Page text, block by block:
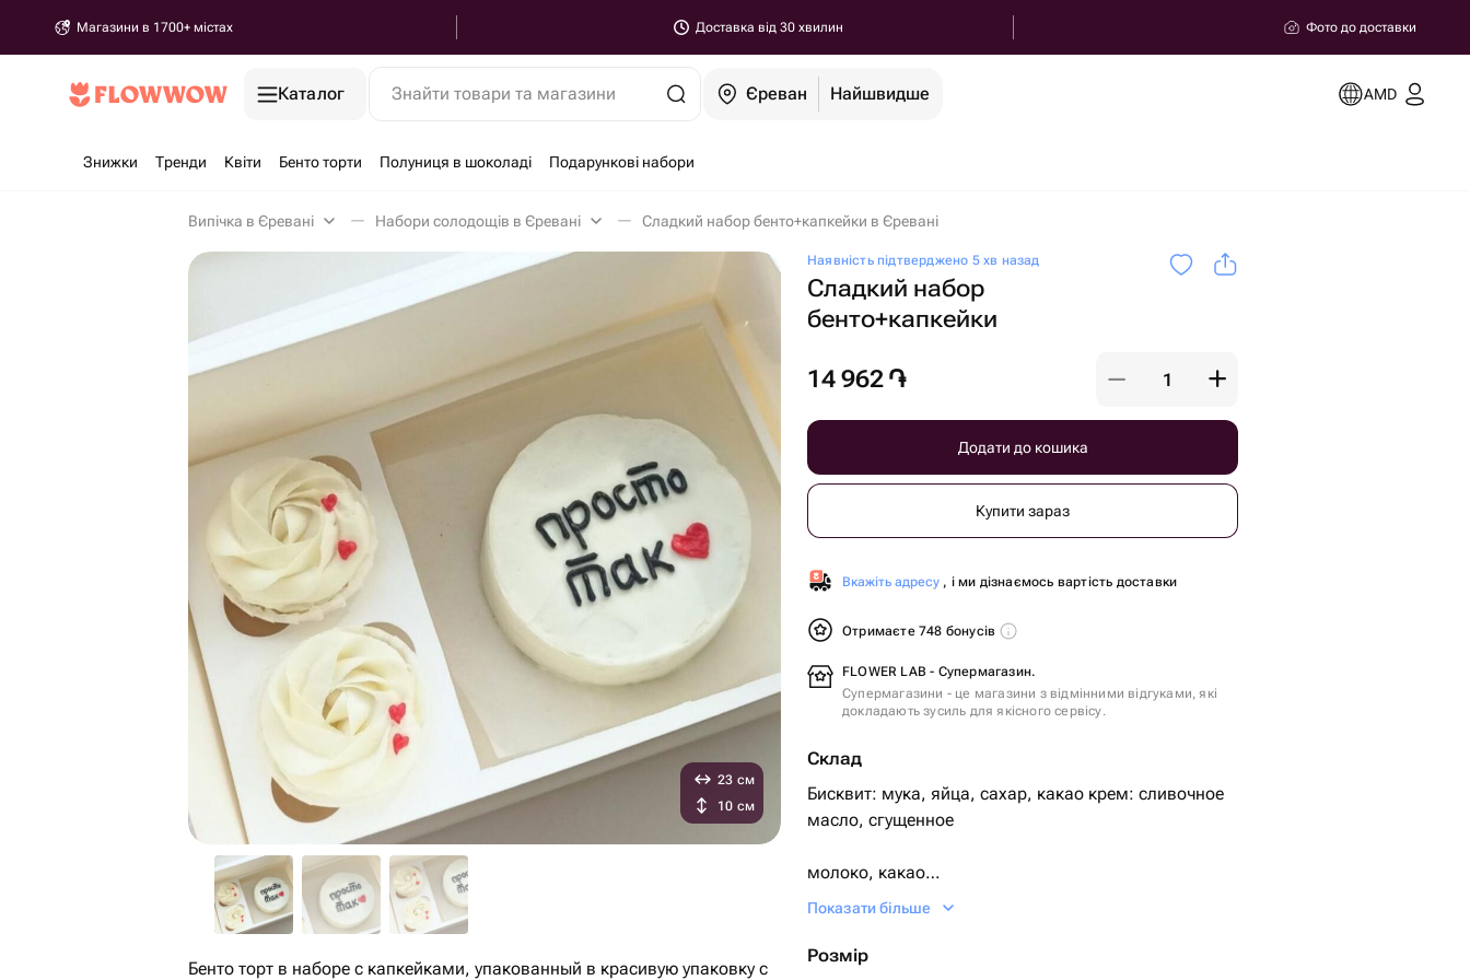
Магазини в 1700+ містах Доставка від 30 хвилин Фото до доставки
Каталог Знайти товари та магазини Єреван Найшвидше AMD
Знижки Тренди Квіти Бенто торти Полуниця в шоколаді Подарункові набори
Випічка в Єревані Набори солодощів в Єревані Сладкий набор бенто+капкейки в Єревані
Наявність підтверджено 5 хв назад
Сладкий набор
бенто+капкейки
14 962 ֏
Додати до кошика
Купити зараз
Вкажіть адресу , і ми дізнаємось вартість доставки
Отримаєте 748 бонусів
FLOWER LAB - Супермагазин.
Супермагазини - це магазини з відмінними відгуками, які
докладають зусиль для якісного сервісу.
Склад
Бисквит: мука, яйца, сахар, какао крем: сливочное
масло, сгущенное
молоко, какао
Показати більше
Розмір
23 см
10 см
Бенто торт в наборе с капкейками, упакованный в красивую упаковку с